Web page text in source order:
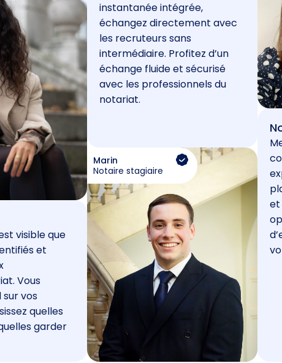
visible que
et
Vous
vos
quelles
garder
instantanée intégrée,
échangez directement avec
les recruteurs sans
intermédiaire. Profitez d’un
échange fluide et sécurisé
avec les professionnels du
notariat.
Marin
Notaire stagiaire
et